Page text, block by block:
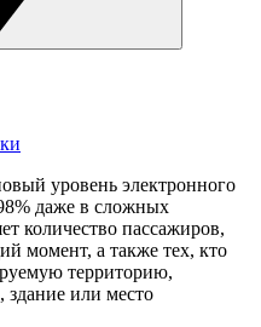
уровень электронного
даже в сложных
количество пассажиров,
момент, а также тех, кто
территорию,
здание или место